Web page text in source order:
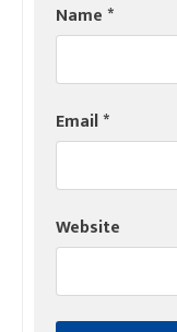
Name*
Email*
Website